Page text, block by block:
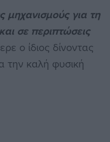
μηχανισμούς για τη
σε περιπτώσεις
ο ίδιος δίνοντας
την καλή φυσική